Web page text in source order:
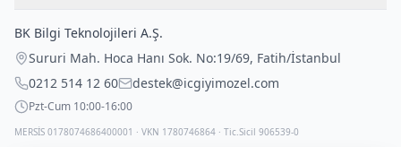
Fantazi İç Giyim
Çocuk İç Giyim
Outlet Fırsatları
İade Politikası
Gizli Paketleme
BK Bilgi Teknolojileri A.Ş.
Sururi Mah. Hoca Hanı Sok. No:19/69, Fatih/İstanbul
0212 514 12 60
destek@icgiyimozel.com
Pzt-Cum 10:00-16:00
MERSİS 0178074686400001 · VKN 1780746864 · Tic.Sicil 906539-0